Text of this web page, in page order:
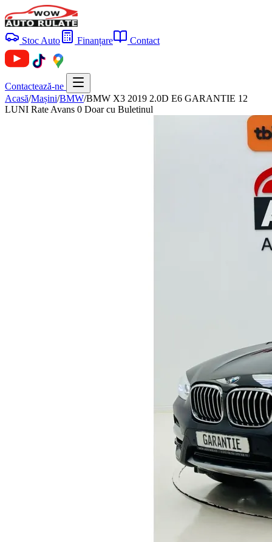
Stoc Auto Finanțare Contact
Contactează-ne
Acasă/Mașini/BMW/BMW X3 2019 2.0D E6 GARANTIE 12
LUNI Rate Avans 0 Doar cu Buletinul